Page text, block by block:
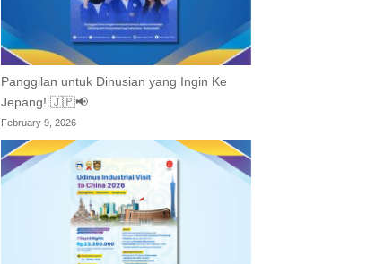
Panggilan untuk Dinusian yang Ingin Ke
Jepang! 🇯🇵📢
February 9, 2026